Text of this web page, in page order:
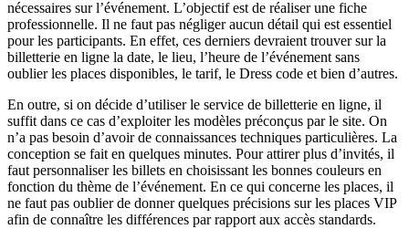
nécessaires sur l’événement. L’objectif est de réaliser une fiche
professionnelle. Il ne faut pas négliger aucun détail qui est essentiel
pour les participants. En effet, ces derniers devraient trouver sur la
billetterie en ligne la date, le lieu, l’heure de l’événement sans
oublier les places disponibles, le tarif, le Dress code et bien d’autres.
En outre, si on décide d’utiliser le service de billetterie en ligne, il
suffit dans ce cas d’exploiter les modèles préconçus par le site. On
n’a pas besoin d’avoir de connaissances techniques particulières. La
conception se fait en quelques minutes. Pour attirer plus d’invités, il
faut personnaliser les billets en choisissant les bonnes couleurs en
fonction du thème de l’événement. En ce qui concerne les places, il
ne faut pas oublier de donner quelques précisions sur les places VIP
afin de connaître les différences par rapport aux accès standards.